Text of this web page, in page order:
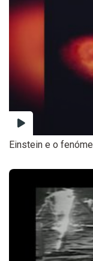
Einstein e o